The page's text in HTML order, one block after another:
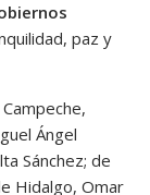
paz y
Ángel
Sánchez; de
Hidalgo, Omar